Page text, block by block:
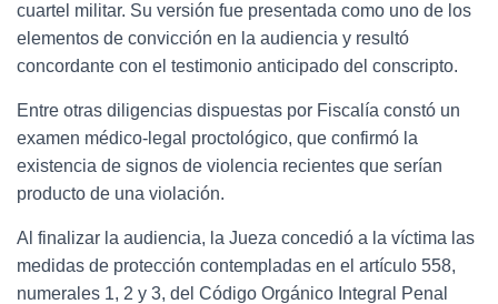
cuartel militar. Su versión fue presentada como uno de los
elementos de convicción en la audiencia y resultó
concordante con el testimonio anticipado del conscripto.
Entre otras diligencias dispuestas por Fiscalía constó un
examen médico-legal proctológico, que confirmó la
existencia de signos de violencia recientes que serían
producto de una violación.
Al finalizar la audiencia, la Jueza concedió a la víctima las
medidas de protección contempladas en el artículo 558,
numerales 1, 2 y 3, del Código Orgánico Integral Penal